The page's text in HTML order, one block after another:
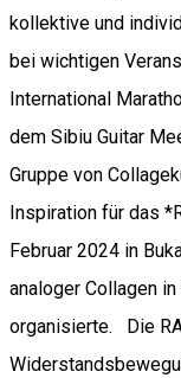
kollektive und
bei wichtigen
International
dem Sibiu Guitar
Gruppe von
Inspiration für das
Februar 2024 in
analoger Collagen
organisierte. Die